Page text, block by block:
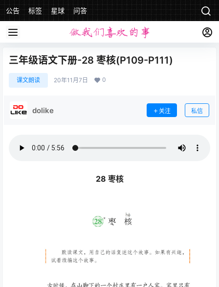
公告 标签 星球 问答
三年级语文下册-28 枣核(P109-P111)
课文朗读 20年11月7日 0
dolike 关注 私信
28 枣核